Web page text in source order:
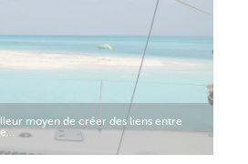
moyen de créer des liens entre